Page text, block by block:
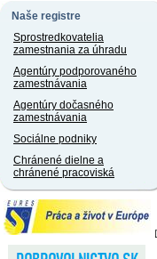
Naše registre
Sprostredkovatelia
zamestnania za úhradu
Agentúry podporovaného
zamestnávania
Agentúry dočasného
zamestnávania
Sociálne podniky
Chránené dielne a
chránené pracoviská